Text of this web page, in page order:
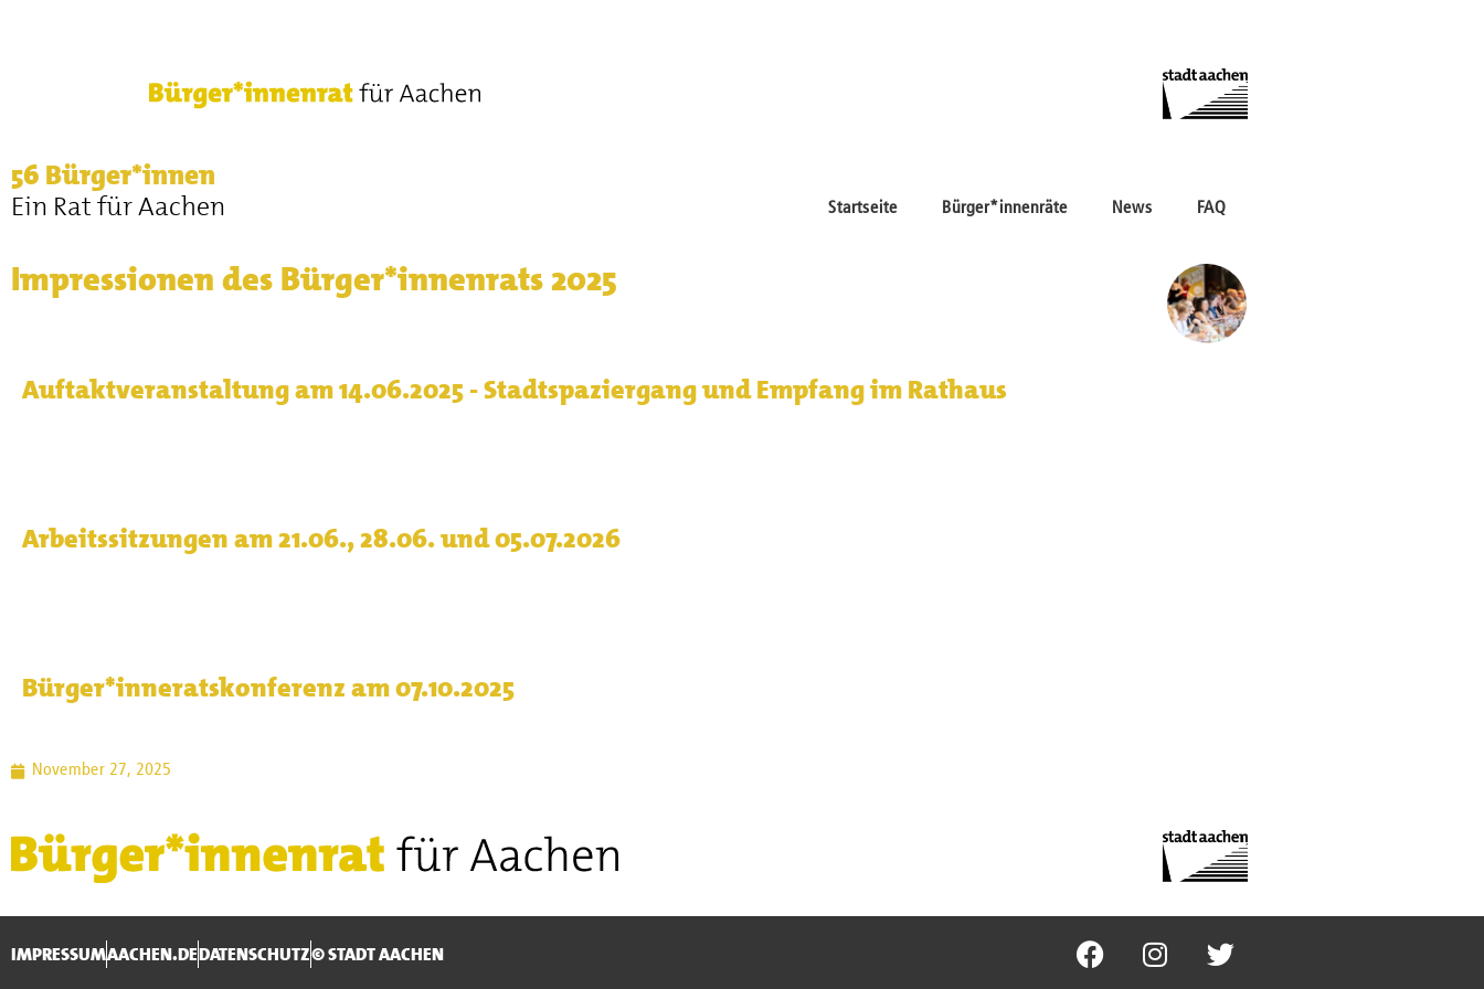
56 Bürger*innen
Ein Rat für Aachen Startseite Bürger*innenräte News FAQ
Impressionen des Bürger*innenrats 2025
Auftaktveranstaltung am 14.06.2025 - Stadtspaziergang und Empfang im Rathaus
Arbeitssitzungen am 21.06., 28.06. und 05.07.2026
Bürger*inneratskonferenz am 07.10.2025
November 27, 2025
IMPRESSUMAACHEN.DEDATENSCHUTZ© STADT AACHEN